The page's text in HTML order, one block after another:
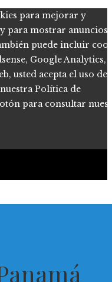
para mejorar y
para mostrar anuncios
puede incluir
Google Analytics,
usted acepta el uso de
Política de
para consultar